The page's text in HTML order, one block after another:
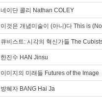
네이단 콜리 Nathan COLEY
이것은 개념미술이 (아니)다 This is
큐비스트: 시각의 혁신가들 The
한진수 HAN Jinsu
이미지의 미래들 Futures of the Image
방혜자 BANG Hai Ja